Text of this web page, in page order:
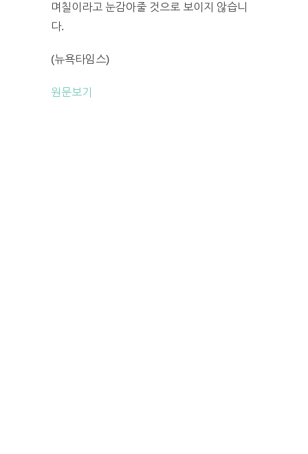
며칠이라고 눈감아줄 것으로 보이지 않습니
다.
(뉴욕타임스)
원문보기